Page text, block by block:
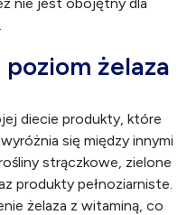
żelaza
diecie produkty, które
się między innymi
strączkowe, zielone
produkty pełnoziarniste.
żelaza z witaminą, co